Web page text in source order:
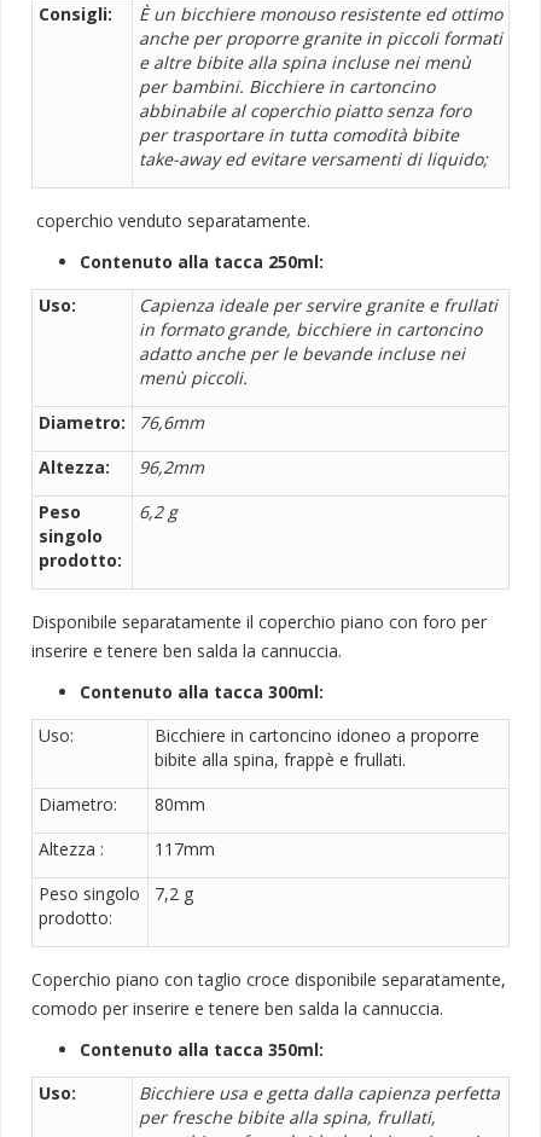
Consigli:
È un bicchiere monouso resistente ed ottimo
anche per proporre granite in piccoli formati
e altre bibite alla spina incluse nei menù
per bambini. Bicchiere in cartoncino
abbinabile al coperchio piatto senza foro
per trasportare in tutta comodità bibite
take-away ed evitare versamenti di liquido;
coperchio venduto separatamente.
Contenuto alla tacca 250ml:
Uso:
Capienza ideale per servire granite e frullati
in formato grande, bicchiere in cartoncino
adatto anche per le bevande incluse nei
menù piccoli.
Diametro:
76,6mm
Altezza:
96,2mm
Peso
singolo
prodotto:
6,2 g
Disponibile separatamente il coperchio piano con foro per
inserire e tenere ben salda la cannuccia.
Contenuto alla tacca 300ml:
Uso:
Bicchiere in cartoncino idoneo a proporre
bibite alla spina, frappè e frullati.
Diametro:
80mm
Altezza :
117mm
Peso singolo
prodotto:
7,2 g
Coperchio piano con taglio croce disponibile separatamente,
comodo per inserire e tenere ben salda la cannuccia.
Contenuto alla tacca 350ml:
Uso:
Bicchiere usa e getta dalla capienza perfetta
per fresche bibite alla spina, frullati,